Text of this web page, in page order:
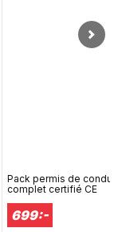
Pack permis de
complet certifié CE
699:-